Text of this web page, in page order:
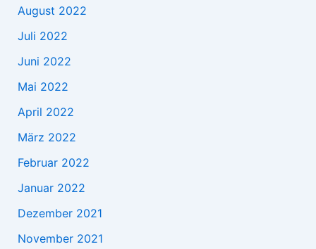
August 2022
Juli 2022
Juni 2022
Mai 2022
April 2022
März 2022
Februar 2022
Januar 2022
Dezember 2021
November 2021